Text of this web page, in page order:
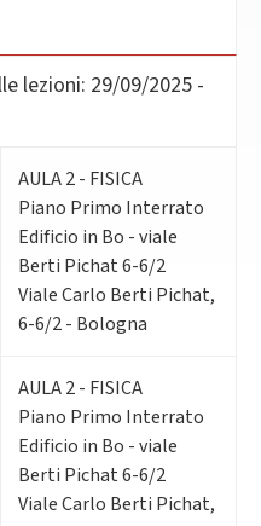
lezioni: 29/09/2025 -
AULA 2 - FISICA
Piano Primo Interrato
Edificio in Bo - viale
Berti Pichat 6-6/2
Viale Carlo Berti Pichat,
6-6/2 - Bologna
AULA 2 - FISICA
Piano Primo Interrato
Edificio in Bo - viale
Berti Pichat 6-6/2
Viale Carlo Berti Pichat,